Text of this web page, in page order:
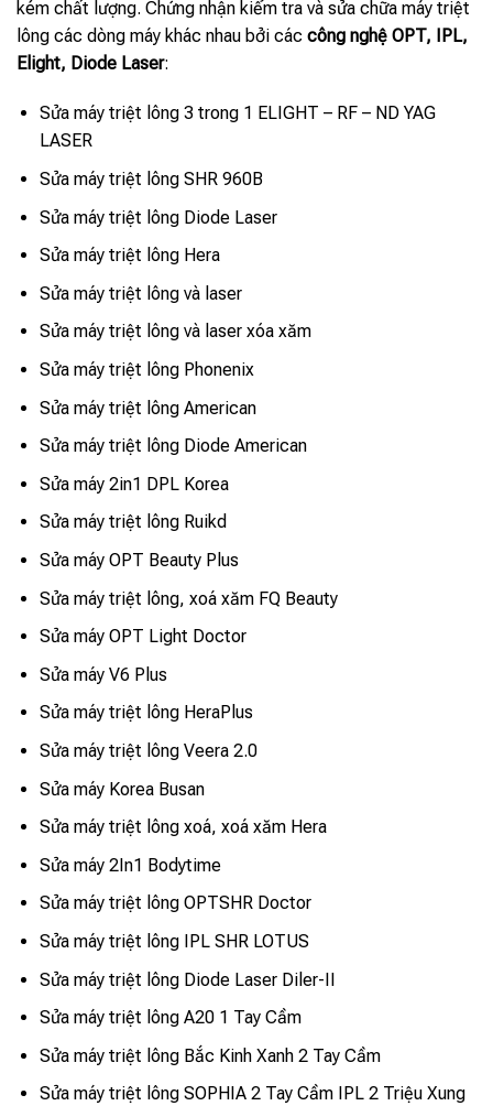
kém chất lượng. Chứng nhận kiểm tra và sửa chữa máy triệt
lông các dòng máy khác nhau bởi các công nghệ OPT, IPL,
Elight, Diode Laser:
Sửa máy triệt lông 3 trong 1 ELIGHT – RF – ND YAG
LASER
Sửa máy triệt lông SHR 960B
Sửa máy triệt lông Diode Laser
Sửa máy triệt lông Hera
Sửa máy triệt lông và laser
Sửa máy triệt lông và laser xóa xăm
Sửa máy triệt lông Phonenix
Sửa máy triệt lông American
Sửa máy triệt lông Diode American
Sửa máy 2in1 DPL Korea
Sửa máy triệt lông Ruikd
Sửa máy OPT Beauty Plus
Sửa máy triệt lông, xoá xăm FQ Beauty
Sửa máy OPT Light Doctor
Sửa máy V6 Plus
Sửa máy triệt lông HeraPlus
Sửa máy triệt lông Veera 2.0
Sửa máy Korea Busan
Sửa máy triệt lông xoá, xoá xăm Hera
Sửa máy 2In1 Bodytime
Sửa máy triệt lông OPTSHR Doctor
Sửa máy triệt lông IPL SHR LOTUS
Sửa máy triệt lông Diode Laser Diler-II
Sửa máy triệt lông A20 1 Tay Cầm
Sửa máy triệt lông Bắc Kinh Xanh 2 Tay Cầm
Sửa máy triệt lông SOPHIA 2 Tay Cầm IPL 2 Triệu Xung